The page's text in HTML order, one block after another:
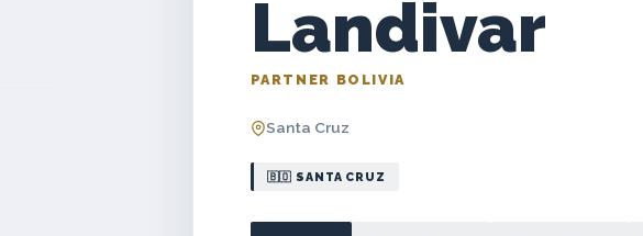
Landivar
PARTNER BOLIVIA
Santa Cruz
🇧🇴 SANTA CRUZ